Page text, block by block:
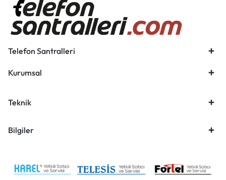
Telefon Santralleri
Kurumsal
Teknik
Bilgiler